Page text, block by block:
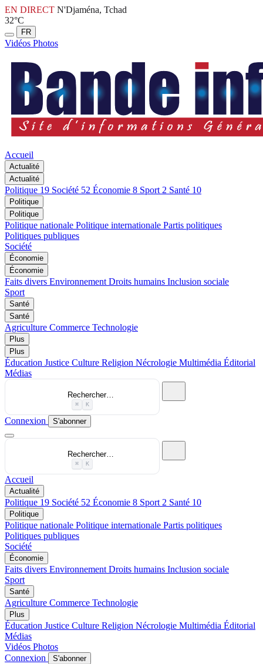
EN DIRECT N'Djaména, Tchad
32°C
FR
Vidéos Photos
Accueil
Actualité
Actualité
Politique 19 Société 52 Économie 8 Sport 2 Santé 10
Politique
Politique
Politique nationale Politique internationale Partis politiques
Politiques publiques
Société
Économie
Économie
Faits divers Environnement Droits humains Inclusion sociale
Sport
Santé
Santé
Agriculture Commerce Technologie
Plus
Plus
Éducation Justice Culture Religion Nécrologie Multimédia Éditorial
Médias
Rechercher…
⌘ K
Connexion S'abonner
Rechercher…
⌘ K
Accueil
Actualité
Politique 19 Société 52 Économie 8 Sport 2 Santé 10
Politique
Politique nationale Politique internationale Partis politiques
Politiques publiques
Société
Économie
Faits divers Environnement Droits humains Inclusion sociale
Sport
Santé
Agriculture Commerce Technologie
Plus
Éducation Justice Culture Religion Nécrologie Multimédia Éditorial
Médias
Vidéos Photos
Connexion
S'abonner